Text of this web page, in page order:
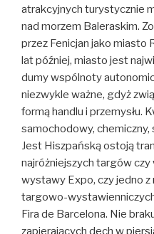
atrakcyjnych turystycznie
nad morzem Baleraskim.
przez Fenicjan jako miasto
lat później, miasto jest
dumy wspólnoty
niezwykle ważne, gdyż
formą handlu i przemysłu.
samochodowy,
Jest Hiszpańską ostoją
najróżniejszych targów
wystawy Expo, czy jedno
targowo-
Fira de Barcelona. Nie
zapierających dech w